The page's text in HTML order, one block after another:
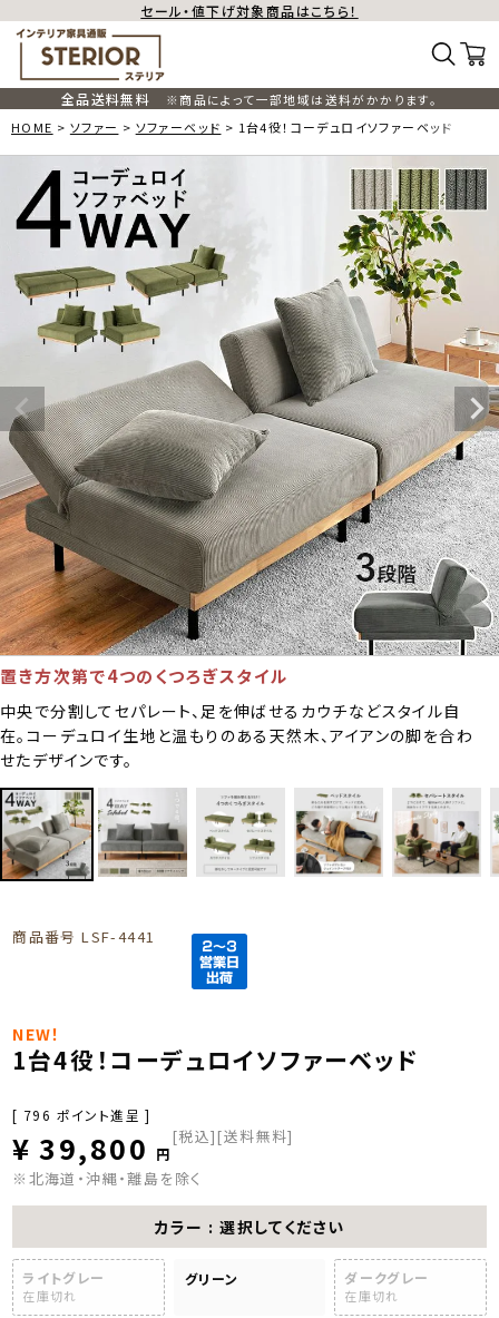
セール・値下げ対象商品はこちら！
全品送料無料
※商品によって一部地域は送料がかかります。
HOME
ソファー ソファーベッド 1台4役！コーデュロイソファーベッド
置き方次第で4つのくつろぎスタイル
中央で分割してセパレート、足を伸ばせるカウチなどスタイル自
在。コーデュロイ生地と温もりのある天然木、アイアンの脚を合わ
せたデザインです。
商品番号 LSF-4441
NEW！
1台4役！コーデュロイソファーベッド
[ 796 ポイント進呈 ]
¥ 39,800 税込 [送料無料]
※北海道・沖縄・離島を除く
カラー 選択してください
ライトグレー
在庫切れ
グリーン ダークグレー
在庫切れ